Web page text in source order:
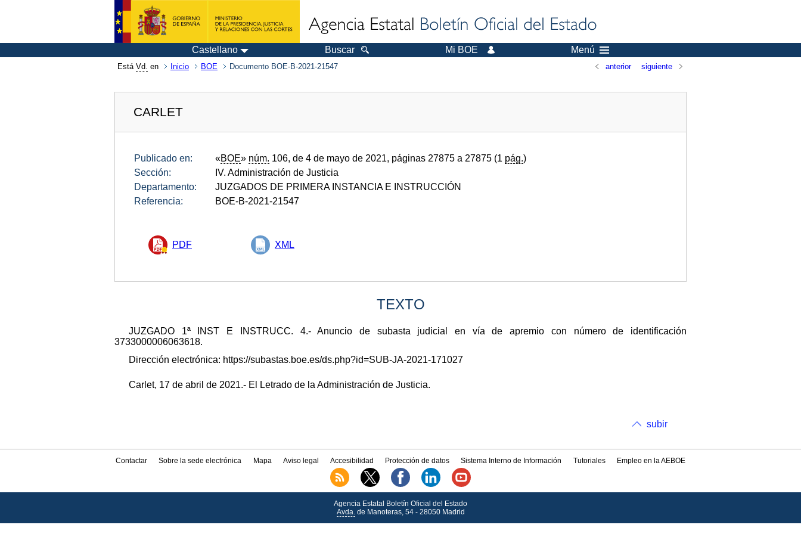
Castellano Buscar Mi BOE Menú
Está Vd. en Inicio BOE Documento BOE-B-2021-21547 anterior siguiente
CARLET
Publicado en: «BOE» núm. 106, de 4 de mayo de 2021, páginas 27875 a 27875 (1 pág.)
Sección:
IV. Administración de Justicia
Departamento:
JUZGADOS DE PRIMERA INSTANCIA E INSTRUCCIÓN
Referencia:
BOE-B-2021-21547
PDF XML
TEXTO
JUZGADO 1ª INST E INSTRUCC. 4.- Anuncio de subasta judicial en vía de apremio con número de identificación
3733000006063618.
Dirección electrónica: https://subastas.boe.es/ds.php?id=SUB-JA-2021-171027
Carlet, 17 de abril de 2021.- El Letrado de la Administración de Justicia.
subir
Contactar Sobre la sede electrónica Mapa Aviso legal Accesibilidad Protección de datos Sistema Interno de Información Tutoriales Empleo en la AEBOE
Agencia Estatal Boletín Oficial del Estado
Avda.de Manoteras, 54 - 28050 Madrid